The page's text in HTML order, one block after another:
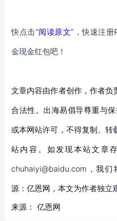
快点击“阅读原文”，快速注
金现金红包吧！
文章内容由作者创作，作者负
合法性。出海易倡导尊重与
或本网站许可，不得复制、转
站内容。如发现本站文章
chuhaiyi@baidu.com，我
源：亿恩网，本文为作者独立
来源： 亿恩网